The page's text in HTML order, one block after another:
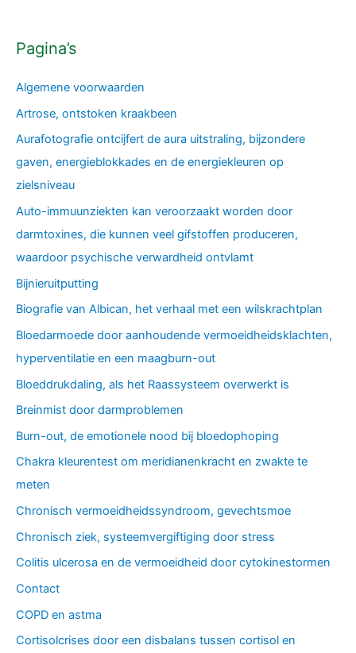
Pagina’s
Algemene voorwaarden
Artrose, ontstoken kraakbeen
Aurafotografie ontcijfert de aura uitstraling, bijzondere
gaven, energieblokkades en de energiekleuren op
zielsniveau
Auto-immuunziekten kan veroorzaakt worden door
darmtoxines, die kunnen veel gifstoffen produceren,
waardoor psychische verwardheid ontvlamt
Bijnieruitputting
Biografie van Albican, het verhaal met een wilskrachtplan
Bloedarmoede door aanhoudende vermoeidheidsklachten,
hyperventilatie en een maagburn-out
Bloeddrukdaling, als het Raassysteem overwerkt is
Breinmist door darmproblemen
Burn-out, de emotionele nood bij bloedophoping
Chakra kleurentest om meridianenkracht en zwakte te
meten
Chronisch vermoeidheidssyndroom, gevechtsmoe
Chronisch ziek, systeemvergiftiging door stress
Colitis ulcerosa en de vermoeidheid door cytokinestormen
Contact
COPD en astma
Cortisolcrises door een disbalans tussen cortisol en